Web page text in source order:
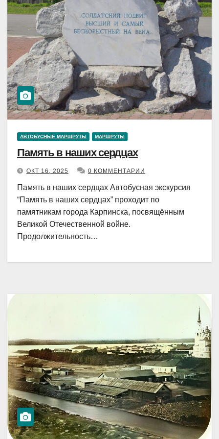
АВТОБУСНЫЕ МАРШРУТЫ МАРШРУТЫ
Память в наших сердцах
ОКТ 16, 2025 0 КОММЕНТАРИИ
Память в наших сердцах Автобусная экскурсия
“Память в наших сердцах” проходит по
памятникам города Карпинска, посвящённым
Великой Отечественной войне.
Продолжительность…